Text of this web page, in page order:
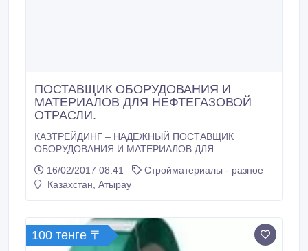
ПОСТАВЩИК ОБОРУДОВАНИЯ И
МАТЕРИАЛОВ ДЛЯ НЕФТЕГАЗОВОЙ
ОТРАСЛИ.
КАЗТРЕЙДИНГ – НАДЕЖНЫЙ ПОСТАВЩИК
ОБОРУДОВАНИЯ И МАТЕРИАЛОВ ДЛЯ
ПРОМЫШЛЕННОСТИ Являясь одной из
подразделений «BK Group”, «Казтрейдинг» взяла за
электрической, электронной, химической и др.
16/02/2017 08:41
Стройматериалы - разное
Казахстан, Атырау
100 тенге 〒